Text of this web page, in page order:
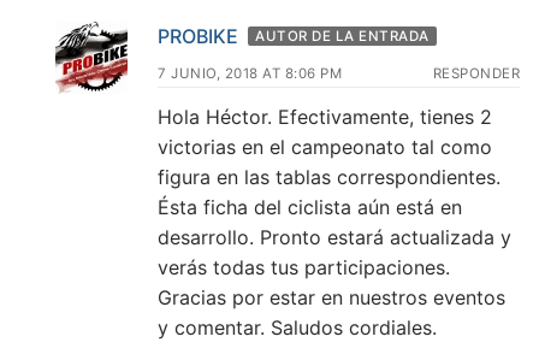
PROBIKE AUTOR DE LA ENTRADA
7 JUNIO, 2018 AT 8:06 PM RESPONDER
Hola Héctor. Efectivamente, tienes 2
victorias en el campeonato tal como
figura en las tablas correspondientes.
Ésta ficha del ciclista aún está en
desarrollo. Pronto estará actualizada y
verás todas tus participaciones.
Gracias por estar en nuestros eventos
y comentar. Saludos cordiales.